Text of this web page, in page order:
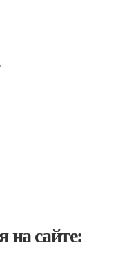
на сайте: